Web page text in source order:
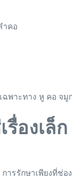
ำคอ
พาะทาง หู คอ จมู
รื่องเ
ารรักษาเพียงที่ช่